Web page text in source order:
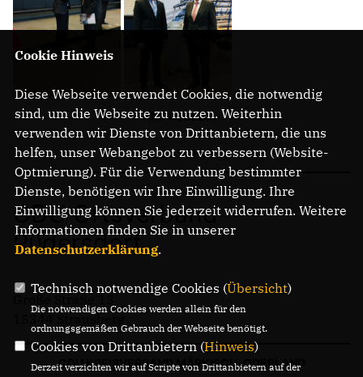
IMPRESSUM
DATENSCHUTZ
CDU Ortsverband
Rüdersdorf
15344 Strausberg
CDU KREISVERBAND MÄRKISCH-ODERLAND
Cookie Hinweis
Diese Webseite verwendet Cookies, die notwendig
sind, um die Webseite zu nutzen. Weiterhin
verwenden wir Dienste von Drittanbietern, die uns
helfen, unser Webangebot zu verbessern (Website-
Optmierung). Für die Verwendung bestimmter
Dienste, benötigen wir Ihre Einwilligung. Ihre
Einwilligung können Sie jederzeit widerrufen. Weitere
Informationen finden Sie in unserer
Datenschutzerklärung.
Technisch notwendige Cookies (Übersicht)
Die notwendigen Cookies werden allein für den
ordnungsgemäßen Gebrauch der Webseite benötigt.
Cookies von Drittanbietern (Hinweis)
Derzeit verzichten wir auf Scripte von Drittanbietern auf der